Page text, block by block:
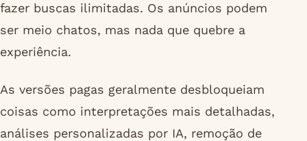
fazer buscas ilimitadas. Os anúncios podem
ser meio chatos, mas nada que quebre a
experiência.
As versões pagas geralmente desbloqueiam
coisas como interpretações mais detalhadas,
análises personalizadas por IA, remoção de